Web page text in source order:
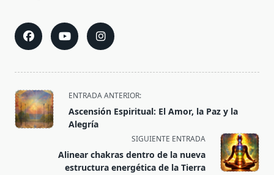
<span
class="nav-
subtitle
text">Página</span>
ENTRADA ANTERIOR:
Ascensión Espiritual: El Amor, la Paz y la
Alegría
SIGUIENTE ENTRADA
Alinear chakras dentro de la nueva
estructura energética de la Tierra